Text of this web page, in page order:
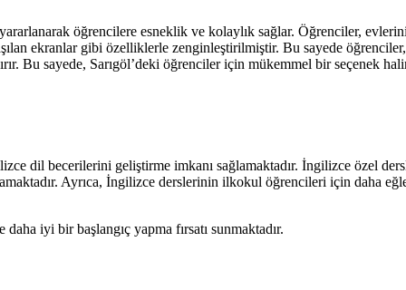
öğrencilere esneklik ve kolaylık sağlar. Öğrenciler,
ekranlar gibi özelliklerle zenginleştirilmiştir. Bu sayede
Bu sayede, Sarıgöl’deki öğrenciler için mükemmel bir seçenek
dil becerilerini geliştirme imkanı sağlamaktadır. İngilizce özel
Ayrıca, İngilizce derslerinin ilkokul öğrencileri için daha
iyi bir başlangıç yapma fırsatı sunmaktadır.